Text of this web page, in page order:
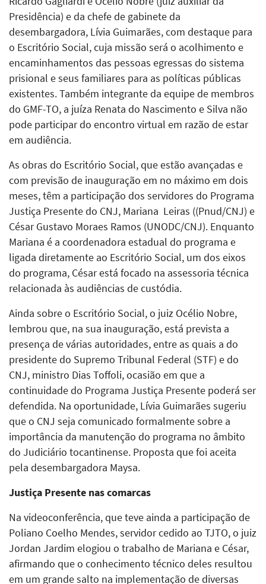
Presidência) e da chefe de gabinete da
desembargadora, Lívia Guimarães, com destaque para
o Escritório Social, cuja missão será o acolhimento e
encaminhamentos das pessoas egressas do sistema
prisional e seus familiares para as políticas públicas
existentes. Também integrante da equipe de membros
do GMF-TO, a juíza Renata do Nascimento e Silva não
pode participar do encontro virtual em razão de estar
em audiência.
As obras do Escritório Social, que estão avançadas e
com previsão de inauguração em no máximo em dois
meses, têm a participação dos servidores do Programa
Justiça Presente do CNJ, Mariana Leiras ((Pnud/CNJ) e
César Gustavo Moraes Ramos (UNODC/CNJ). Enquanto
Mariana é a coordenadora estadual do programa e
ligada diretamente ao Escritório Social, um dos eixos
do programa, César está focado na assessoria técnica
relacionada às audiências de custódia.
Ainda sobre o Escritório Social, o juiz Océlio Nobre,
lembrou que, na sua inauguração, está prevista a
presença de várias autoridades, entre as quais a do
presidente do Supremo Tribunal Federal (STF) e do
CNJ, ministro Dias Toffoli, ocasião em que a
continuidade do Programa Justiça Presente poderá ser
defendida. Na oportunidade, Lívia Guimarães sugeriu
que o CNJ seja comunicado formalmente sobre a
importância da manutenção do programa no âmbito
do Judiciário tocantinense. Proposta que foi aceita
pela desembargadora Maysa.
Justiça Presente nas comarcas
Na videoconferência, que teve ainda a participação de
Poliano Coelho Mendes, servidor cedido ao TJTO, o juiz
Jordan Jardim elogiou o trabalho de Mariana e César,
afirmando que o conhecimento técnico deles resultou
em um grande salto na implementação de diversas